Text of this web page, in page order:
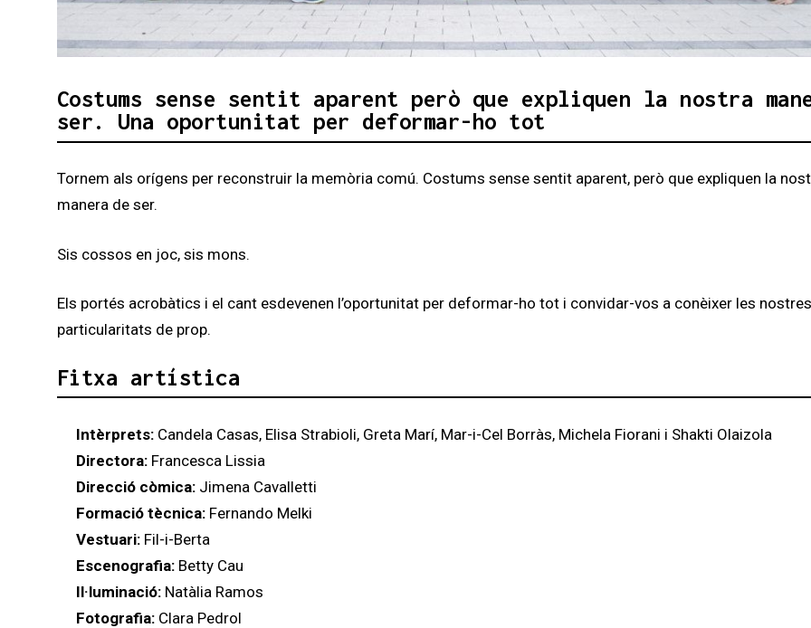
Costums sense sentit aparent però que expliquen la nostra
ser. Una oportunitat per deformar-ho tot
Tornem als orígens per reconstruir la memòria comú. Costums sense sentit aparent, però que expliquen la
manera de ser.
Sis cossos en joc, sis mons.
Els portés acrobàtics i el cant esdevenen l’oportunitat per deformar-ho tot i convidar-vos a conèixer les nostres
particularitats de prop.
Fitxa artística
Intèrprets: Candela Casas, Elisa Strabioli, Greta Marí, Mar-i-Cel Borràs, Michela Fiorani i Shakti Olaizola
Directora: Francesca Lissia
Direcció còmica: Jimena Cavalletti
Formació tècnica: Fernando Melki
Vestuari: Fil-i-Berta
Escenografia: Betty Cau
Il·luminació: Natàlia Ramos
Fotografia: Clara Pedrol